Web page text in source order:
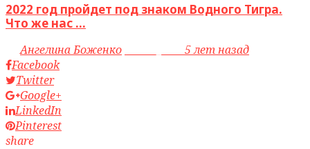
2022 год пройдет под знаком Водного Тигра.
Что же нас ...
byАнгелина Боженко
5 лет назад
Facebook
Twitter
Google+
LinkedIn
Pinterest
share